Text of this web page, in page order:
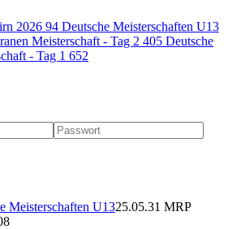
2026 94 Deutsche Meisterschaften U13
Meisterschaft - Tag 2 405 Deutsche
- Tag 1 652
Meisterschaften U1325.05.31 MRP